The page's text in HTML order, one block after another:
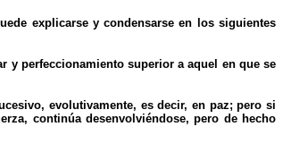
explicarse y condensarse en los siguientes
y perfeccionamiento superior a aquel en que se
evolutivamente, es decir, en paz; pero si
continúa desenvolviéndose, pero de hecho